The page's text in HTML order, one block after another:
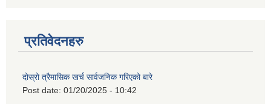
प्रतिवेदनहरु
दोस्रो त्रैमासिक खर्च सार्वजनिक गरिएको बारे
Post date: 01/20/2025 - 10:42